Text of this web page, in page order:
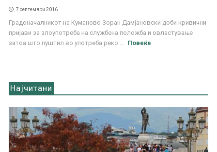
7 септември 2016
Градоначалникот на Куманово Зоран Дамјановски доби кривични
пријави за злоупотреба на службена положба и овластување
затоа што пуштил во употреба реко ...
Повеќе
Најчитани